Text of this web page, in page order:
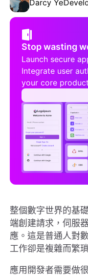
Darcy Ye
Stop wasting
Launch secure
Integrate user
your core
整個數字世界的基
端創建請求，伺服
應。這是普通人對
工作卻是複雜而繁
應用開發者需要做